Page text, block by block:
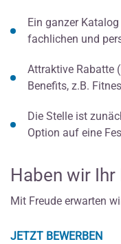
Ein ganzer
fachlichen und
Attraktive Rabatte
Benefits, z.B.
Die Stelle ist
Option auf eine
Haben wir
Mit Freude erwarten
JETZT BEWERBEN